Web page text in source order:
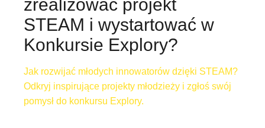
zrealizować projekt
STEAM i wystartować w
Konkursie Explory?
Jak rozwijać młodych innowatorów dzięki STEAM?
Odkryj inspirujące projekty młodzieży i zgłoś swój
pomysł do konkursu Explory.